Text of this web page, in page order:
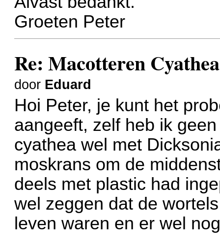
Groeten Peter
Re: Macotteren
door Eduard
Hoi Peter, je kunt het
aangeeft, zelf heb ik
cyathea wel met
moskrans om de
deels met plastic had
wel zeggen dat de
leven waren en er wel